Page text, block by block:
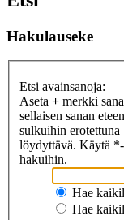
Hakulauseke
Etsi avainsanoja:
Aseta + merkki
sellaisen sanan
sulkuihin erotettuna
löydyttävä. Käytä
hakuihin.
Hae
Hae